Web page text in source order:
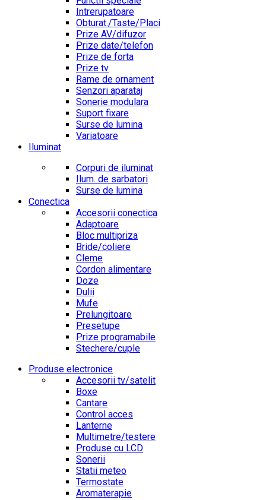
Intrerupatoare
Obturat./Taste/Placi
Prize AV/difuzor
Prize date/telefon
Prize de forta
Prize tv
Rame de ornament
Senzori aparataj
Sonerie modulara
Suport fixare
Surse de lumina
Variatoare
Iluminat
Corpuri de iluminat
Ilum. de sarbatori
Surse de lumina
Conectica
Accesorii conectica
Adaptoare
Bloc multipriza
Bride/coliere
Cleme
Cordon alimentare
Doze
Dulii
Mufe
Prelungitoare
Presetupe
Prize programabile
Stechere/cuple
Produse electronice
Accesorii tv/satelit
Boxe
Cantare
Control acces
Lanterne
Multimetre/testere
Produse cu LCD
Sonerii
Statii meteo
Termostate
Aromaterapie